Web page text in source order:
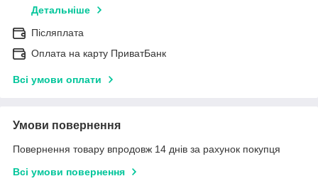
Детальніше
Післяплата
Оплата на карту ПриватБанк
Всі умови оплати
Умови повернення
Повернення товару впродовж 14 днів за рахунок покупця
Всі умови повернення